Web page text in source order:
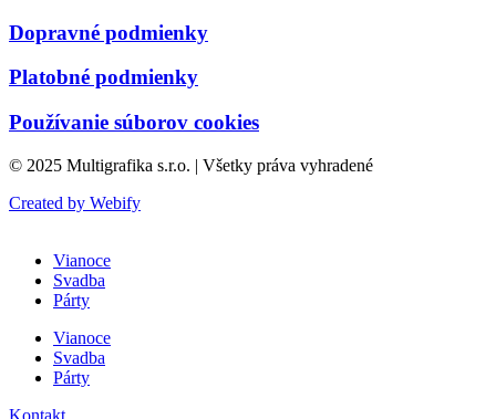
Dopravné podmienky
Platobné podmienky
Používanie súborov cookies
© 2025 Multigrafika s.r.o. | Všetky práva vyhradené
Created by Webify
Vianoce
Svadba
Párty
Vianoce
Svadba
Párty
Kontakt